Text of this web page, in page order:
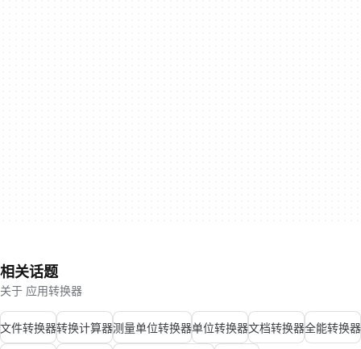
相关话题
关于 应用转换器
文件转换器转换计算器测量单位转换器单位转换器文档转换器全能转换器